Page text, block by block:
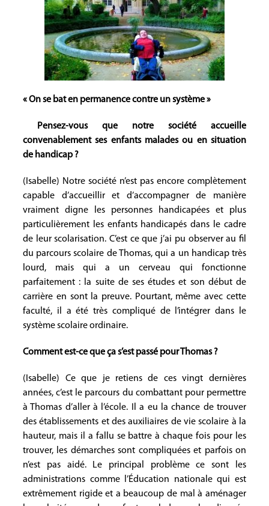
« On se bat en permanence contre un système »
Pensez-vous que notre société accueille
convenablement ses enfants malades ou en situation
de handicap ?
(Isabelle) Notre société n’est pas encore complètement
capable d’accueillir et d’accompagner de manière
vraiment digne les personnes handicapées et plus
particulièrement les enfants handicapés dans le cadre
de leur scolarisation. C’est ce que j’ai pu observer au fil
du parcours scolaire de Thomas, qui a un handicap très
lourd, mais qui a un cerveau qui fonctionne
parfaitement : la suite de ses études et son début de
carrière en sont la preuve. Pourtant, même avec cette
faculté, il a été très compliqué de l’intégrer dans le
système scolaire ordinaire.
Comment est-ce que ça s’est passé pour Thomas ?
(Isabelle) Ce que je retiens de ces vingt dernières
années, c’est le parcours du combattant pour permettre
à Thomas d’aller à l’école. Il a eu la chance de trouver
des établissements et des auxiliaires de vie scolaire à la
hauteur, mais il a fallu se battre à chaque fois pour les
trouver, les démarches sont compliquées et parfois on
n’est pas aidé. Le principal problème ce sont les
administrations comme l’Éducation nationale qui est
extrêmement rigide et a beaucoup de mal à aménager